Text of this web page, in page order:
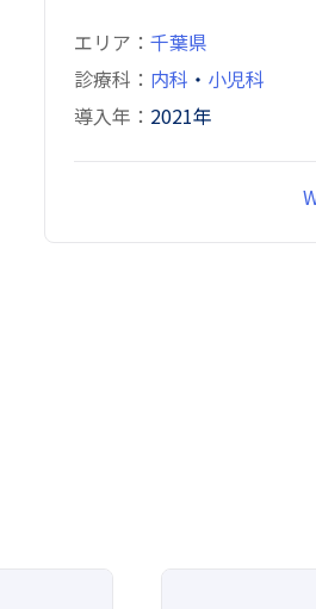
エリア
千葉県
診療科
内科 ・ 小児科
導入年
2021年